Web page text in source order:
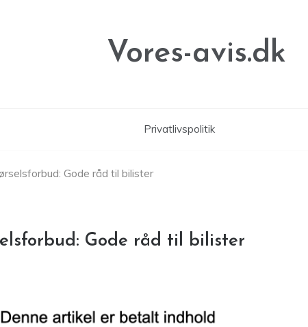
Vores-avis.dk
Privatlivspolitik
Gode råd til bilister
Gode råd til bilister